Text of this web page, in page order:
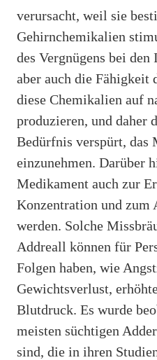
verursacht, weil sie
Gehirnchemikalien
des Vergnügens bei
aber auch die Fähigkeit
diese Chemikalien auf
produzieren, und daher
Bedürfnis verspürt, das
einzunehmen. Darüber
Medikament auch zur
Konzentration und zum
werden. Solche
Addreall können für
Folgen haben, wie
Gewichtsverlust,
Blutdruck. Es wurde
meisten süchtigen
sind, die in ihren